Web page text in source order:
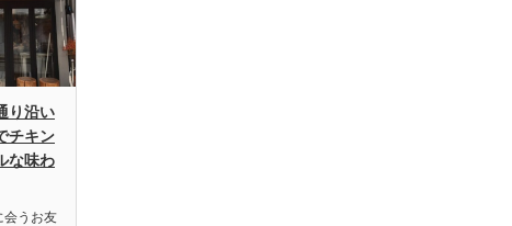
り沿い
チキン
な味わ
会うお友